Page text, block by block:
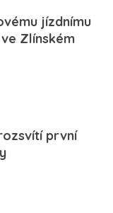
jízdnímu
Zlínském
první